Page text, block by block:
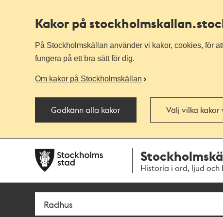
Kakor på stockholmskallan
På Stockholmskällan använder vi kakor, cookies, för
fungera på ett bra sätt för dig.
Om kakor på Stockholmskällan
Godkänn alla kakor Välj vilka
navigationen
huvudinnehållet
Historia i ord, ljud och
Sök